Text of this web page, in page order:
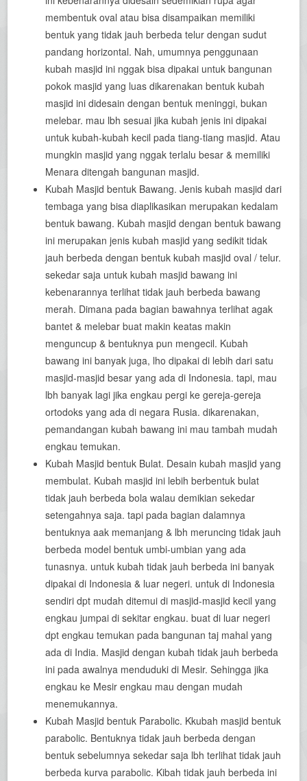
membentuk oval atau bisa disampaikan memiliki
bentuk yang tidak jauh berbeda telur dengan sudut
pandang horizontal. Nah, umumnya penggunaan
kubah masjid ini nggak bisa dipakai untuk bangunan
pokok masjid yang luas dikarenakan bentuk kubah
masjid ini didesain dengan bentuk meninggi, bukan
melebar. mau lbh sesuai jika kubah jenis ini dipakai
untuk kubah-kubah kecil pada tiang-tiang masjid. Atau
mungkin masjid yang nggak terlalu besar & memiliki
Menara ditengah bangunan masjid.
Kubah Masjid bentuk Bawang. Jenis kubah masjid dari
tembaga yang bisa diaplikasikan merupakan kedalam
bentuk bawang. Kubah masjid dengan bentuk bawang
ini merupakan jenis kubah masjid yang sedikit tidak
jauh berbeda dengan bentuk kubah masjid oval / telur.
sekedar saja untuk kubah masjid bawang ini
kebenarannya terlihat tidak jauh berbeda bawang
merah. Dimana pada bagian bawahnya terlihat agak
bantet & melebar buat makin keatas makin
menguncup & bentuknya pun mengecil. Kubah
bawang ini banyak juga, lho dipakai di lebih dari satu
masjid-masjid besar yang ada di Indonesia. tapi, mau
lbh banyak lagi jika engkau pergi ke gereja-gereja
ortodoks yang ada di negara Rusia. dikarenakan,
pemandangan kubah bawang ini mau tambah mudah
engkau temukan.
Kubah Masjid bentuk Bulat. Desain kubah masjid yang
membulat. Kubah masjid ini lebih berbentuk bulat
tidak jauh berbeda bola walau demikian sekedar
setengahnya saja. tapi pada bagian dalamnya
bentuknya aak memanjang & lbh meruncing tidak jauh
berbeda model bentuk umbi-umbian yang ada
tunasnya. untuk kubah tidak jauh berbeda ini banyak
dipakai di Indonesia & luar negeri. untuk di Indonesia
sendiri dpt mudah ditemui di masjid-masjid kecil yang
engkau jumpai di sekitar engkau. buat di luar negeri
dpt engkau temukan pada bangunan taj mahal yang
ada di India. Masjid dengan kubah tidak jauh berbeda
ini pada awalnya menduduki di Mesir. Sehingga jika
engkau ke Mesir engkau mau dengan mudah
menemukannya.
Kubah Masjid bentuk Parabolic. Kkubah masjid bentuk
parabolic. Bentuknya tidak jauh berbeda dengan
bentuk sebelumnya sekedar saja lbh terlihat tidak jauh
berbeda kurva parabolic. Kibah tidak jauh berbeda ini